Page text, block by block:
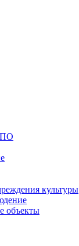
ПО
культуры
объекты